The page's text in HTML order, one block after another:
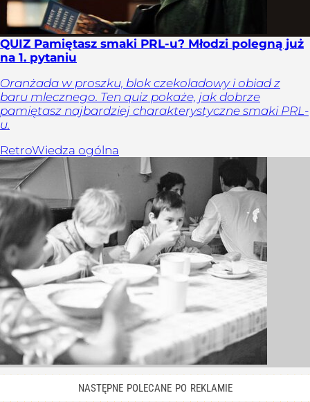
QUIZ Pamiętasz smaki PRL-u? Młodzi polegną już
na 1. pytaniu
Oranżada w proszku, blok czekoladowy i obiad z
baru mlecznego. Ten quiz pokaże, jak dobrze
pamiętasz najbardziej charakterystyczne smaki PRL-
u.
RetroWiedza ogólna